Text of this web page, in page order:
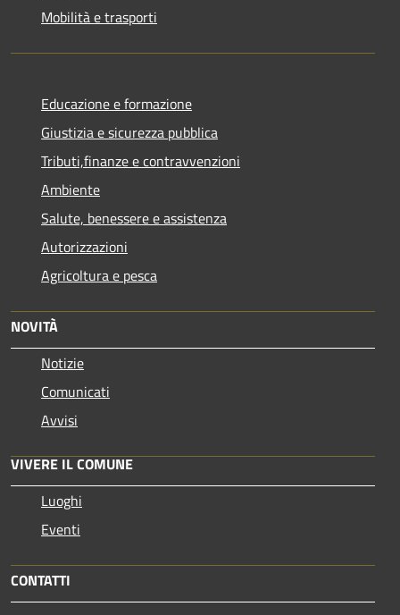
Mobilità e trasporti
Educazione e formazione
Giustizia e sicurezza pubblica
Tributi,finanze e contravvenzioni
Ambiente
Salute, benessere e assistenza
Autorizzazioni
Agricoltura e pesca
NOVITÀ
Notizie
Comunicati
Avvisi
VIVERE IL COMUNE
Luoghi
Eventi
CONTATTI